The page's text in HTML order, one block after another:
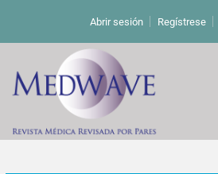
Abrir sesión Regístrese